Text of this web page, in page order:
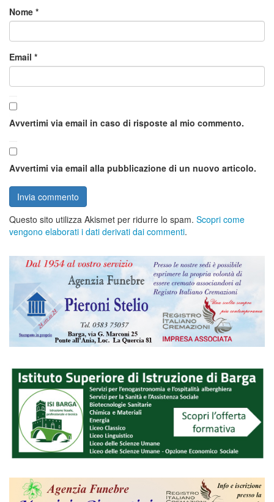
Nome *
Email *
Avvertimi via email in caso di risposte al mio commento.
Avvertimi via email alla pubblicazione di un nuovo articolo.
Questo sito utilizza Akismet per ridurre lo spam. Scopri come
vengono elaborati i dati derivati dai commenti.